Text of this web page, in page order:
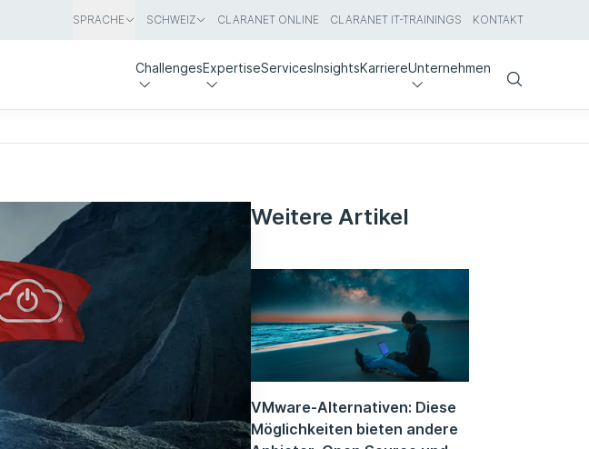
SPRACHE SCHWEIZ CLARANET ONLINE CLARANET IT-TRAININGS KONTAKT
ChallengesExpertiseServicesInsightsKarriereUnternehmen
Search
Weitere Artikel
VMware-Alternativen: Diese
Möglichkeiten bieten andere